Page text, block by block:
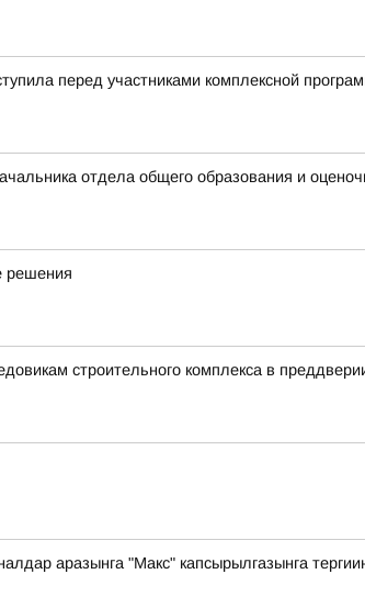
перед участниками комплексной
отдела общего образования и
решения
строительного комплекса в
аразынга "Макс" капсырылгазынга